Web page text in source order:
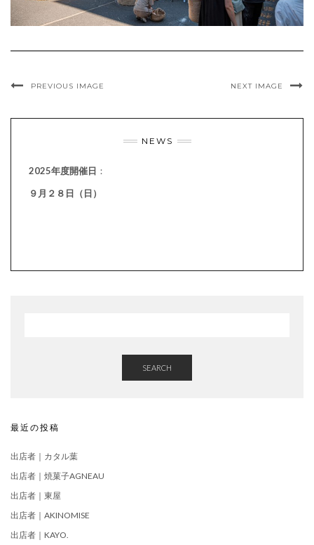
PREVIOUS IMAGE NEXT IMAGE
NEWS
2025年度開催日 ：
９月２８日（日）
SEARCH
最近の投稿
出店者｜カタル葉
出店者｜焼菓子AGNEAU
出店者｜東屋
出店者｜AKINOMISE
出店者｜KAYO.